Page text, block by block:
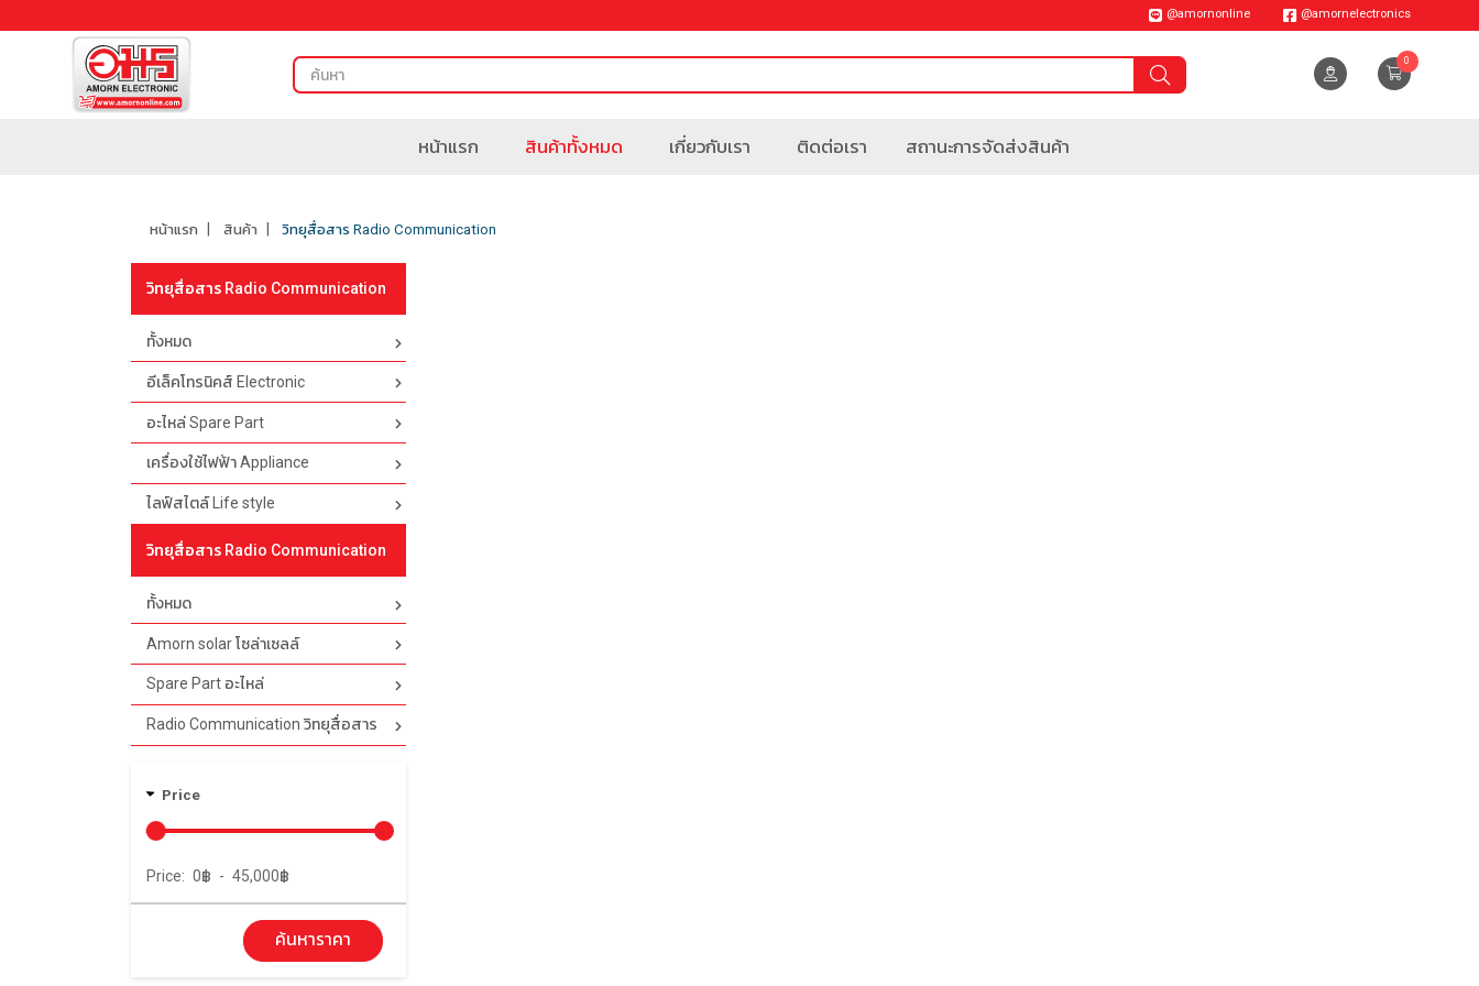
0
@amornonline @amornelectronics
หน้าแรก สินค้าทั้งหมด เกี่ยวกับเรา ติดต่อเรา สถานะการจัดส่งสินค้า
หน้าแรก สินค้า วิทยุสื่อสาร Radio Communication
วิทยุสื่อสาร Radio Communication
ทั้งหมด
อีเล็คโทรนิคส์ Electronic
อะไหล่ Spare Part
เครื่องใช้ไฟฟ้า Appliance
ไลฟ์สไตล์ Life style
วิทยุสื่อสาร Radio Communication
ทั้งหมด
Amorn solar โซล่าเซลล์
Spare Part อะไหล่
Radio Communication วิทยุสื่อสาร
Price
Price: 0฿ - 45,000฿
ค้นหาราคา